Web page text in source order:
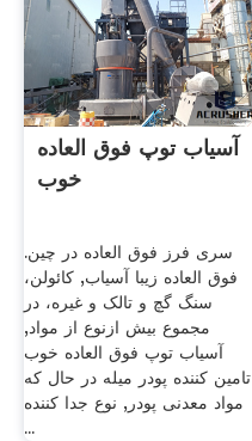
آسیاب توپ فوق العاده
خوب
سری فرز فوق العاده در چین.
فوق العاده زیبا آسیاب, کائولن،
سنگ گچ و تالک و غیره، در
مجموع بیش ازنوع از مواد,
آسیاب توپ فوق العاده خوب
تامین کننده پودر میله در حال که
مواد معدنی پودر, نوع جدا کننده
...